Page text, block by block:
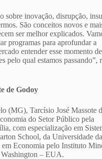
sobre inovação, disrupção,
São conceitos novos e
ser melhor explicados.
programas para aprofundar a
entender esse momento de
pelo qual estamos passando”,
de Godoy
(MG), Tarcísio José Massote
do Setor Público pela
com especialização em
School, da Universidade da
Economia pelo Instituto
– EUA.